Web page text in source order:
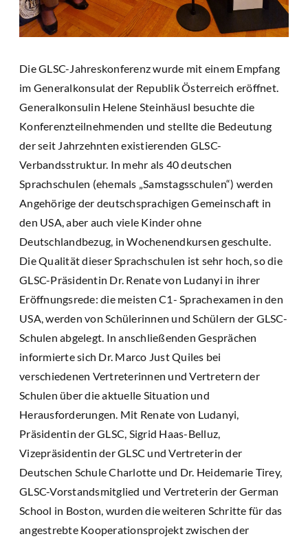
Die GLSC-Jahreskonferenz wurde mit einem Empfang
im Generalkonsulat der Republik Österreich eröffnet.
Generalkonsulin Helene Steinhäusl besuchte die
Konferenzteilnehmenden und stellte die Bedeutung
der seit Jahrzehnten existierenden GLSC-
Verbandsstruktur. In mehr als 40 deutschen
Sprachschulen (ehemals „Samstagsschulen“) werden
Angehörige der deutschsprachigen Gemeinschaft in
den USA, aber auch viele Kinder ohne
Deutschlandbezug, in Wochenendkursen geschulte.
Die Qualität dieser Sprachschulen ist sehr hoch, so die
GLSC-Präsidentin Dr. Renate von Ludanyi in ihrer
Eröffnungsrede: die meisten C1- Sprachexamen in den
USA, werden von Schülerinnen und Schülern der GLSC-
Schulen abgelegt. In anschließenden Gesprächen
informierte sich Dr. Marco Just Quiles bei
verschiedenen Vertreterinnen und Vertretern der
Schulen über die aktuelle Situation und
Herausforderungen. Mit Renate von Ludanyi,
Präsidentin der GLSC, Sigrid Haas-Belluz,
Vizepräsidentin der GLSC und Vertreterin der
Deutschen Schule Charlotte und Dr. Heidemarie Tirey,
GLSC-Vorstandsmitglied und Vertreterin der German
School in Boston, wurden die weiteren Schritte für das
angestrebte Kooperationsprojekt zwischen der